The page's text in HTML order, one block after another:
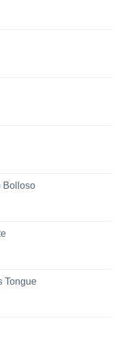
Bolloso
Tongue